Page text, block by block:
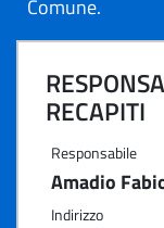
Comune.
RECAPITI
Responsabile
Amadio
Indirizzo